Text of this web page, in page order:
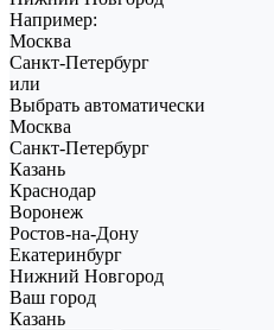
Например:
Москва
Санкт-Петербург
или
Выбрать автоматически
Москва
Санкт-Петербург
Казань
Краснодар
Воронеж
Ростов-на-Дону
Екатеринбург
Нижний Новгород
Ваш город
Казань